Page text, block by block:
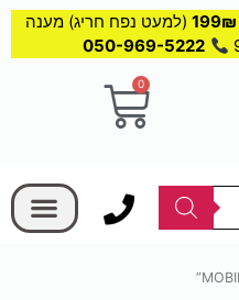
(למעט נפח חריג) מענה
050-969-5222
0
עגלת